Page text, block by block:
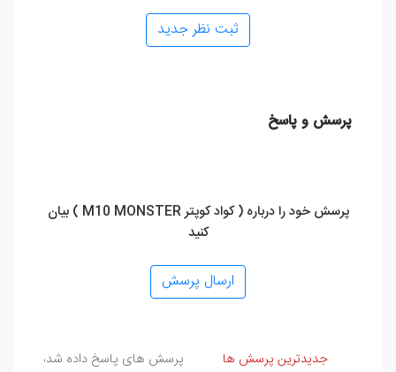
ثبت نظر جدید
پرسش و پاسخ
پرسش خود را درباره ( کواد کوپتر M10 MONSTER ) بیان
کنید
ارسال پرسش
پرسش و پاسخ
جدیدترین پرسش ها پرسش های پاسخ داده شده